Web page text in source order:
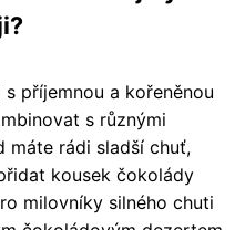
příjemnou a kořeněnou
s různými
máte rádi sladší chuť,
kousek čokolády
milovníky silného chuti